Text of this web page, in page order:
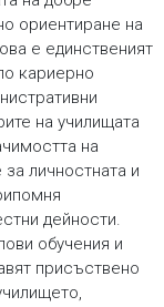
ориентиране на
е единственият
кариерно
на училищата
на
личностната и
дейности.
обучения и
присъствено